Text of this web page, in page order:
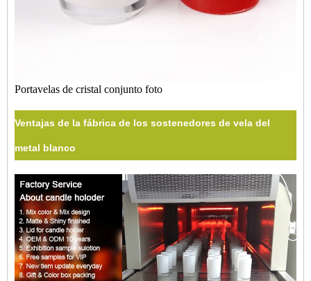
Portavelas de cristal conjunto foto
Ventajas de la fábrica de los sostenedores de vela del
metal blanco